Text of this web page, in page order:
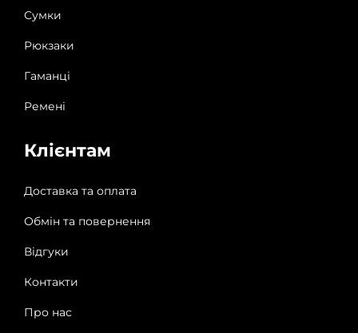
Сумки
Рюкзаки
Гаманці
Ремені
Клієнтам
Доставка та оплата
Обмін та повернення
Відгуки
Контакти
Про нас